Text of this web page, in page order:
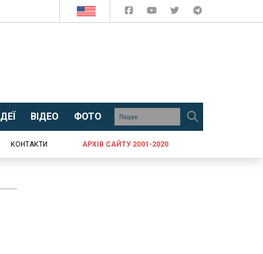
ВІДЕО ФОТО
КОНТАКТИ АРХІВ САЙТУ 2001-2020